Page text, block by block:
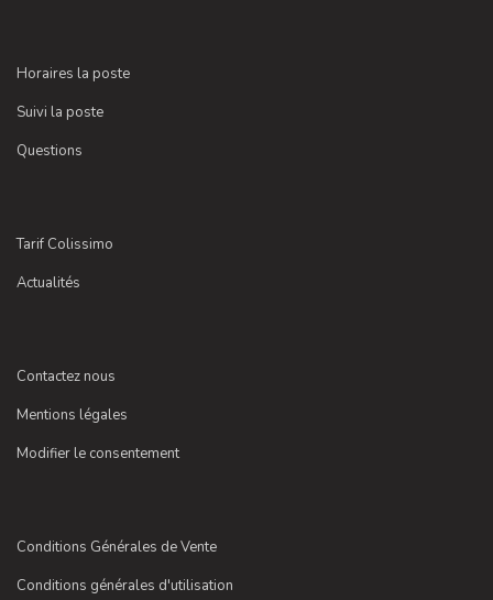
Horaires la poste
Suivi la poste
Questions
Tarif Colissimo
Actualités
Contactez nous
Mentions légales
Modifier le consentement
Conditions Générales de Vente
Conditions générales d'utilisation